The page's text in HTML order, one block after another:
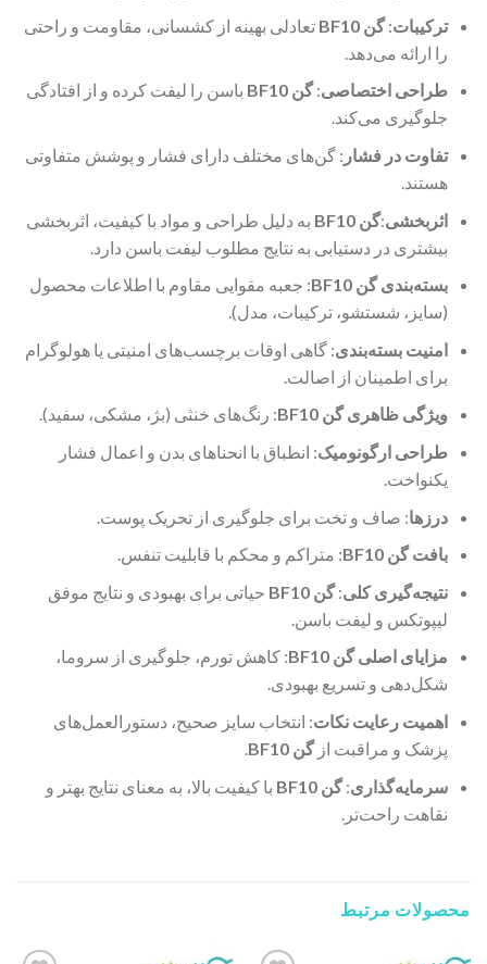
ترکیبات:گن BF10
تعادلی بهینه از کشسانی، مقاومت و راحتی
را ارائه می‌دهد.
طراحی اختصاصی:گن BF10
باسن را لیفت کرده و از افتادگی
جلوگیری می‌کند.
تفاوت در فشار : گن‌های مختلف دارای فشار و پوشش متفاوتی
هستند.
اثربخشی:گن BF10
به دلیل طراحی و مواد با کیفیت، اثربخشی
بیشتری در دستیابی به نتایج مطلوب لیفت باسن دارد.
بسته‌بندی گن BF10
: جعبه مقوایی مقاوم با اطلاعات محصول
(سایز، شستشو، ترکیبات، مدل).
امنیت بسته‌بندی: گاهی اوقات برچسب‌های امنیتی یا هولوگرام
برای اطمینان از اصالت.
ویژگی ظاهری گن BF10
: رنگ‌های خنثی (بژ، مشکی، سفید).
طراحی ارگونومیک: انطباق با انحناهای بدن و اعمال فشار
یکنواخت.
درزها: صاف و تخت برای جلوگیری از تحریک پوست.
بافت گن BF10
: متراکم و محکم با قابلیت تنفس.
نتیجه‌گیری کلی:گن BF10
حیاتی برای بهبودی و نتایج موفق
لیپوتکس و لیفت باسن.
مزایای اصلی گن BF10
: کاهش تورم، جلوگیری از سروما،
شکل‌دهی و تسریع بهبودی.
اهمیت رعایت نکات: انتخاب سایز صحیح، دستورالعمل‌های
پزشک و مراقبت ازگن BF10
.
سرمایه‌گذاری:گن BF10
با کیفیت بالا، به معنای نتایج بهتر و
نقاهت راحت‌تر.
محصولات مرتبط